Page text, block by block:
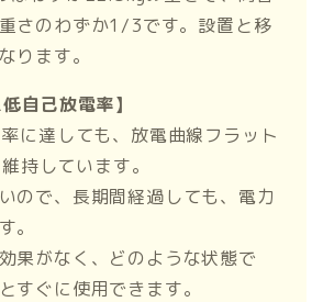
さのわずか1/3です。設置と移
ります。
自己放電率】
に達しても、放電曲線フラット
持しています。
ので、長期間経過しても、電力
。
果がなく、どのような状態で
すぐに使用できます。